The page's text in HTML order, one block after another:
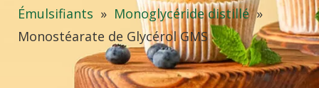
Émulsifiants » Monoglycéride distillé »
Monostéarate de Glycérol GMS